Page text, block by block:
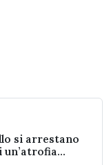
si arrestano
un’atrofia